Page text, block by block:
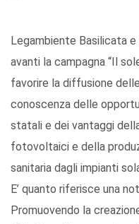
Legambiente Basilicata
avanti la campagna “Il
favorire la diffusione
conoscenza delle
statali e dei vantaggi
fotovoltaici e della
sanitaria dagli impianti
E’ quanto riferisce una
Promuovendo la